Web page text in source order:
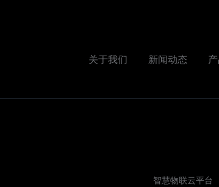
关于我们 新闻动态
智慧物联云平台